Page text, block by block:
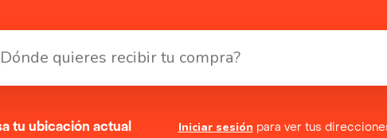
tu ubicación actual Iniciar sesión para ver tus